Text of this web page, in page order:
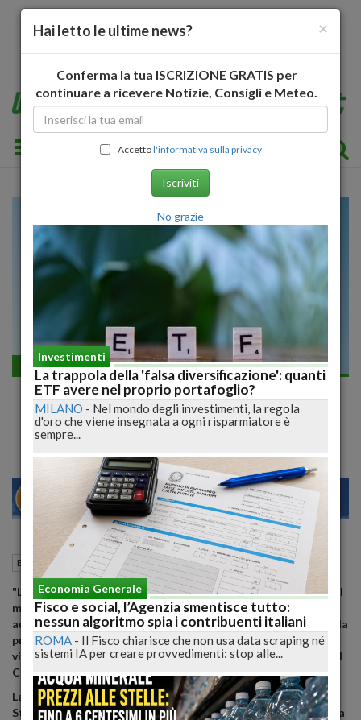
Toggle navigation
Economia generale
Gualtieri scrive all'Ue, la previsione di
deficit per il 2020 salirà al 2,5% del Pil
MILANO 28 30
Economia generale Roma (RM) 06 Marzo 2020 09:38
"La previsione di deficit per il 2020 salirà al 2,5% del Pil". Così il
ministro dell'Economia, Roberto Gualtieri, richiede alle
autorità europee un maggior deficit di 0,3 punti percentuali - la
previsione precedente era 2,2% - attraverso una lettera al
vicepresidente della Commissione Ue Valdis Dombrovskis e al
Commissario Ue agli Affari economici Paolo Gentiloni.
La prossima sessione plenaria del Parlamento Ue, prevista a
Strasburgo la prossima settimana, si terrà invece a Bruxelles a
×
Hai letto le ultime news?
Conferma la tua ISCRIZIONE GRATIS per
continuare a ricevere Notizie, Consigli e Meteo.
Accettol'informativa sulla privacy
Iscriviti
No grazie
Investimenti
La trappola della 'falsa diversificazione': quanti
ETF avere nel proprio portafoglio?
MILANO - Nel mondo degli investimenti, la regola
d'oro che viene insegnata a ogni risparmiatore è
sempre...
Economia Generale
Fisco e social, l’Agenzia smentisce tutto:
nessun algoritmo spia i contribuenti italiani
ROMA - Il Fisco chiarisce che non usa data scraping né
sistemi IA per creare provvedimenti: stop alle...